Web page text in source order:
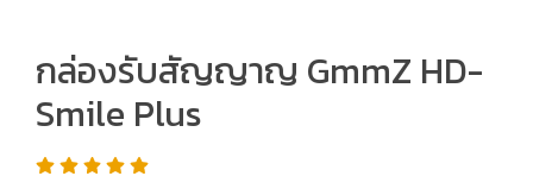
กล่องรับสัญญาญ GmmZ HD-
Smile Plus